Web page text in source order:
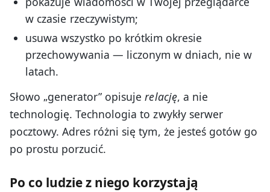
w czasie rzeczywistym;
usuwa wszystko po krótkim okresie
przechowywania — liczonym w dniach, nie w
latach.
Słowo „generator” opisujerelację, a nie
technologię. Technologia to zwykły serwer
pocztowy. Adres różni się tym, że jesteś gotów go
po prostu porzucić.
Po co ludzie z niego korzystają